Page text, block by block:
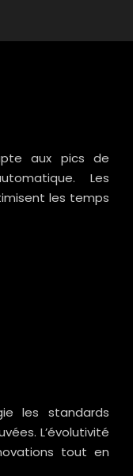
aux pics de
Les
les temps
les standards
L’évolutivité
tout en